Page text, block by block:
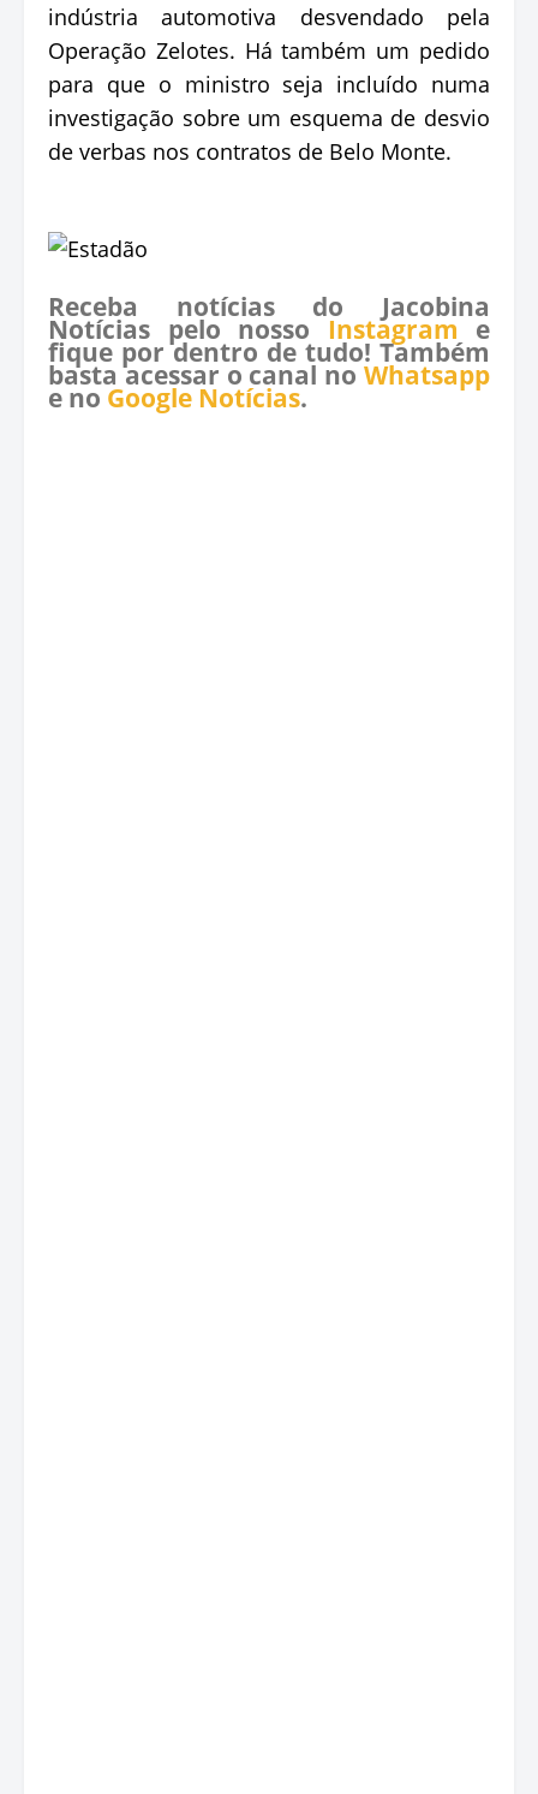
indústria automotiva desvendado pela
Operação Zelotes. Há também um pedido
para que o ministro seja incluído numa
investigação sobre um esquema de desvio
de verbas nos contratos de Belo Monte.
Receba notícias do Jacobina
Notícias pelo nosso Instagram e
fique por dentro de tudo! Também
basta acessar o canal no Whatsapp
e no Google Notícias.